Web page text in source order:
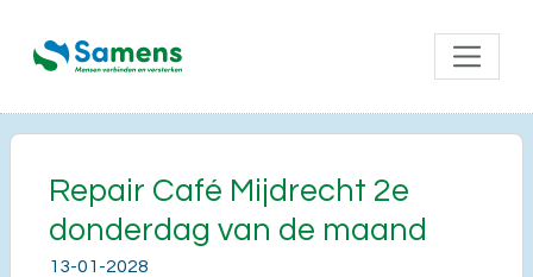
Repair Café Mijdrecht 2e
donderdag van de maand
13-01-2028